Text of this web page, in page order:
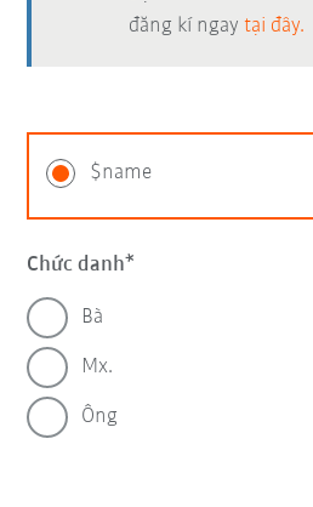
đăng kí ngaytại đây.
$name
Chức danh
Bà
Mx.
Ông